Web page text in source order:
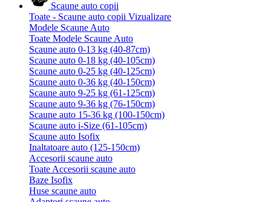
Scaune auto copii
Toate - Scaune auto copii Vizualizare
Modele Scaune Auto
Toate Modele Scaune Auto
Scaune auto 0-13 kg (40-87cm)
Scaune auto 0-18 kg (40-105cm)
Scaune auto 0-25 kg (40-125cm)
Scaune auto 0-36 kg (40-150cm)
Scaune auto 9-25 kg (61-125cm)
Scaune auto 9-36 kg (76-150cm)
Scaune auto 15-36 kg (100-150cm)
Scaune auto i-Size (61-105cm)
Scaune auto Isofix
Inaltatoare auto (125-150cm)
Accesorii scaune auto
Toate Accesorii scaune auto
Baze Isofix
Huse scaune auto